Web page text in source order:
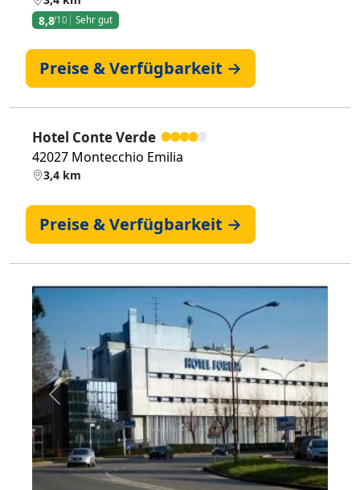
8,8/10 Sehr gut
Preise & Verfügbarkeit →
Hotel Conte Verde
42027 Montecchio Emilia
3,4 km
Preise & Verfügbarkeit →
Zurück Weiter